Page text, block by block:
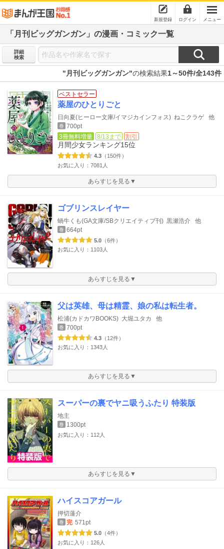
新規登録 ログイン メニュー
「月刊ビッグガンガン」の漫画・コミック一覧
詳細
検索
"月刊ビッグガンガン"の検索結果1～50件/全143件
ベストセラー
薬屋のひとりごと
日向夏(ヒーロー文庫/イマジカインフォス) ねこクラゲ 他
巻 700pt
3冊無料増量
8/13まで 割引
月間少女ランキング15位
4.3 （150件）
お気に入り：7081人
あらすじを見る▼
ゴブリンスレイヤー
蝸牛くも(GA文庫/SBクリエイティブ刊) 黒瀬浩介 他
巻 664pt
5.0 （6件）
お気に入り：1103人
あらすじを見る▼
父は英雄、母は精霊、娘の私は転生者。
松浦(カドカワBOOKS) 大堀ユタカ 他
巻 700pt
4.3 （12件）
お気に入り：1343人
あらすじを見る▼
スーパーの裏でヤニ吸うふたり 特装版
地主
巻 1300pt
お気に入り：112人
あらすじを見る▼
ハイスコアガール
押切蓮介
巻 完 571pt
5.0 （4件）
お気に入り：126人